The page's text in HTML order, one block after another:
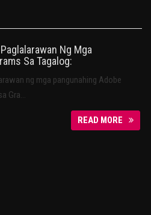
Ng Mga
Sa Tagalog:
ng mga pangunahing Adobe
Gra…
READ MORE